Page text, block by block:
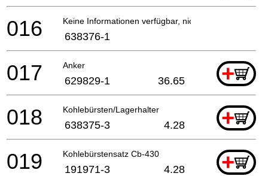
Keine Informationen verfügbar, nicht bestellbar
016 638376-1
Anker +
017 629829-1 36.65
Kohlebürsten/Lagerhalter +
018 638375-3 4.28
Kohlebürstensatz Cb-430 +
019 191971-3 4.28